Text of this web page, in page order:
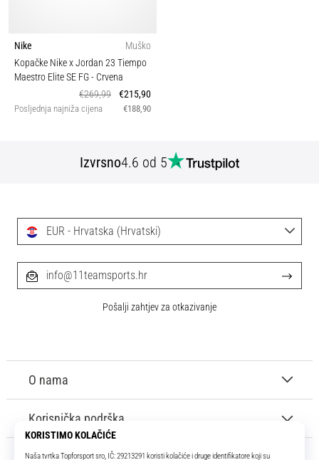
Nike
Muško
Kopačke Nike x Jordan 23 Tiempo
Maestro Elite SE FG- Crvena
€269,99
€215,90
Posljednja najniža cijena €188,90
Izvrsno4.6 od 5
O nama
Korisnička podrška
EUR - Hrvatska (Hrvatski)
info@11teamsports.hr
Pošalji zahtjev za otkazivanje